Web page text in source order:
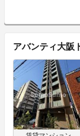
アバンティ大阪